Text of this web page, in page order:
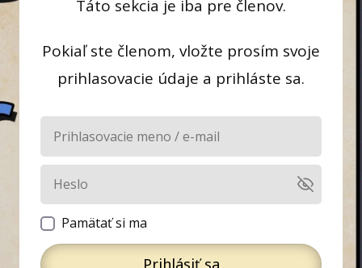
Táto sekcia je iba pre členov.
Pokiaľ ste členom, vložte prosím svoje
prihlasovacie údaje a prihláste sa.
Pamätať si ma